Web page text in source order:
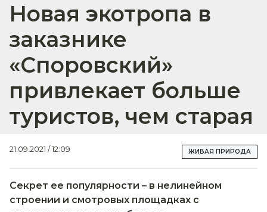
Новая экотропа в
заказнике
«Споровский»
привлекает больше
туристов, чем старая
21.09.2021 / 12:09 ЖИВАЯ ПРИРОДА
Секрет ее популярности – в нелинейном
строении и смотровых площадках с